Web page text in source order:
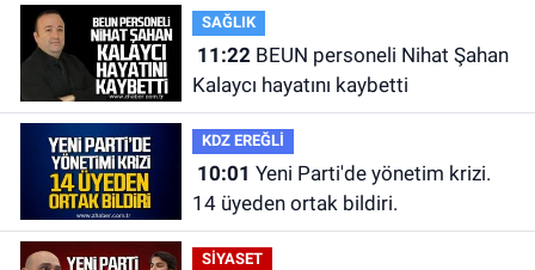
SAĞLIK
11:22BEUN personeli Nihat Şahan
Kalaycı hayatını kaybetti
KDZ EREĞLİ
10:01
14 üyeden ortak bildiri.
SİYASET